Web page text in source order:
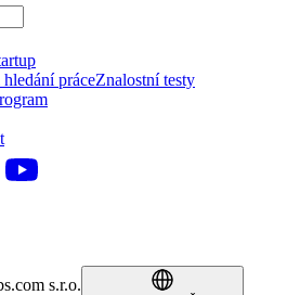
práceZnalostní testy
s.r.o.